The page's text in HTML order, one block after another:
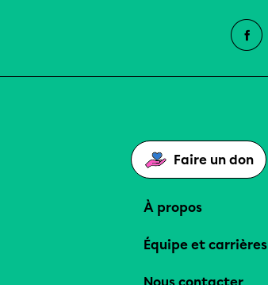
Faire un don
À propos
Équipe et carrières